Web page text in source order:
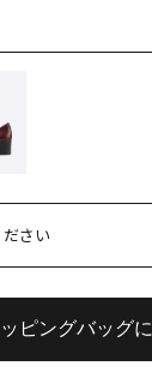
さい
ピングバッグ